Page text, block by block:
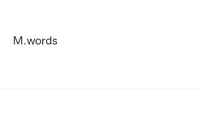
M.words